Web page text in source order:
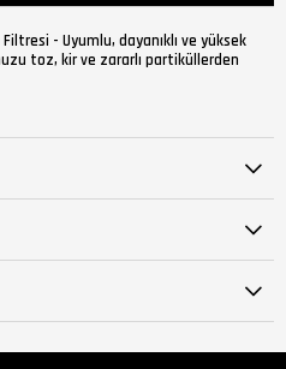
- Uyumlu, dayanıklı ve yüksek
toz, kir ve zararlı partiküllerden